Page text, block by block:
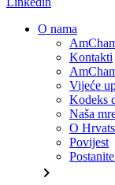
O nama
Kontakti
Vijeće
Kodeks
Naša
O
Povijest
chevron_right